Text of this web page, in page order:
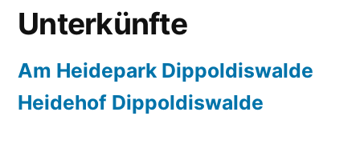
Unterkünfte
Am Heidepark Dippoldiswalde
Heidehof Dippoldiswalde